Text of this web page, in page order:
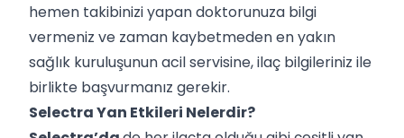
hemen takibinizi yapan doktorunuza bilgi
vermeniz ve zaman kaybetmeden en yakın
sağlık kuruluşunun acil servisine, ilaç bilgileriniz ile
birlikte başvurmanız gerekir.
Selectra Yan Etkileri Nelerdir?